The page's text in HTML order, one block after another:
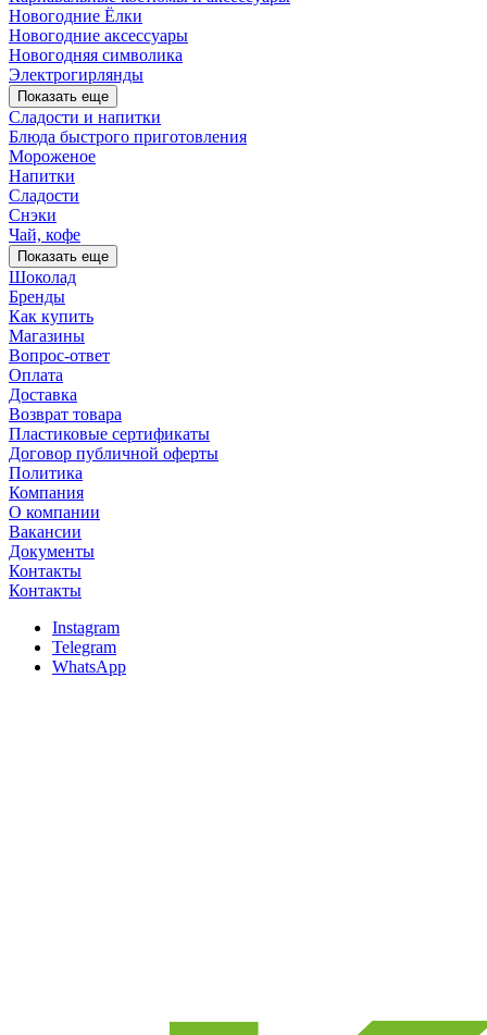
Новогодние Ёлки
Новогодние аксессуары
Новогодняя символика
Электрогирлянды
Показать еще
Сладости и напитки
Блюда быстрого приготовления
Мороженое
Напитки
Сладости
Снэки
Чай, кофе
Показать еще
Шоколад
Бренды
Как купить
Магазины
Вопрос-ответ
Оплата
Доставка
Возврат товара
Пластиковые сертификаты
Договор публичной оферты
Политика
Компания
О компании
Вакансии
Документы
Контакты
Контакты
Instagram
Telegram
WhatsApp